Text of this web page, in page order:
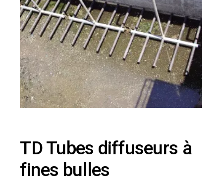
TD Tubes diffuseurs à
fines bulles